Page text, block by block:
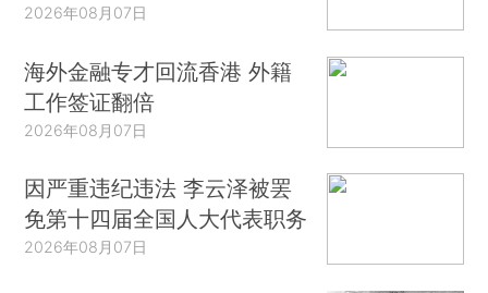
2026年08月07日
海外金融专才回流香港 外籍
工作签证翻倍
2026年08月07日
因严重违纪违法 李云泽被罢
免第十四届全国人大代表职务
2026年08月07日